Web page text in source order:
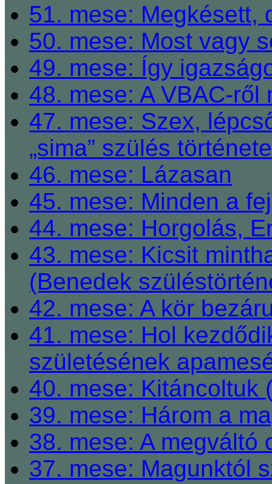
51. mese: Megkésett,
50. mese: Most vagy
49. mese: Így
48. mese: A VBAC-
47. mese: Szex,
„sima” szülés
46. mese: Lázasan
45. mese: Minden a
44. mese: Horgolás,
43. mese: Kicsit
(Benedek
42. mese: A kör
41. mese: Hol
születésének
40. mese: Kitáncoltuk
39. mese: Három a
38. mese: A megváltó
37. mese: Magunktól